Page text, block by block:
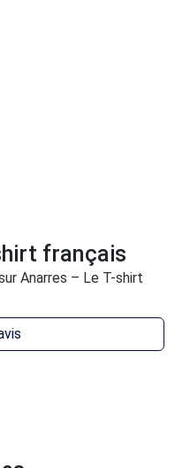
français
Anarres – Le T-shirt